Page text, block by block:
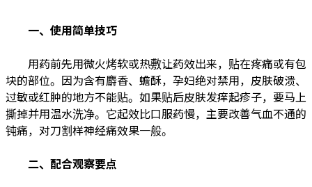
一、使用简单技巧
用药前先用微火烤软或热敷让药效出来，贴在疼痛或有包
块的部位。因为含有麝香、蟾酥，孕妇绝对禁用，皮肤破溃、
过敏或红肿的地方不能贴。如果贴后皮肤发痒起疹子，要马上
撕掉并用温水洗净。它起效比口服药慢，主要改善气血不通的
钝痛，对刀割样神经痛效果一般。
二、配合观察要点